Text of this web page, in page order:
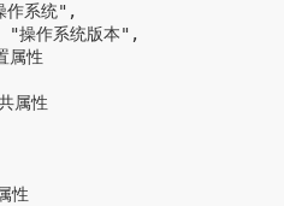
系统",
操作系统版本",
属性
属性
性